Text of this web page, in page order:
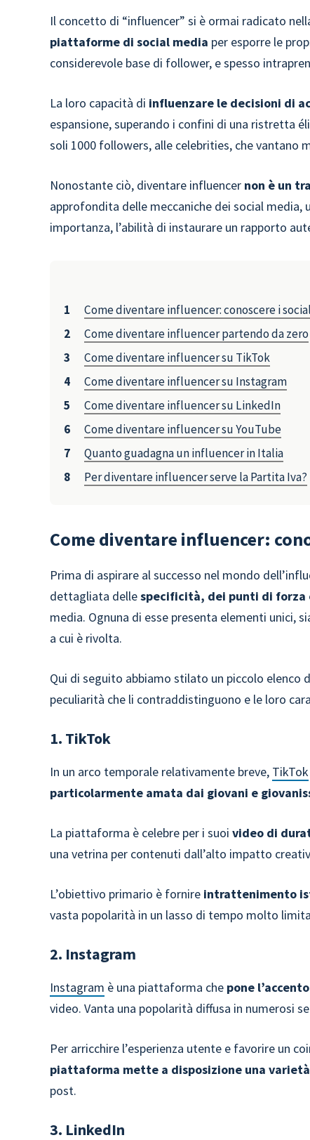
Il concetto di “influencer” si è ormai radicato
piattaforme di social media per esporre le
considerevole base di follower, e spesso
La loro capacità di influenzare le decisioni di
espansione, superando i confini di una ristretta
soli 1000 followers, alle celebrities, che vantano
Nonostante ciò, diventare influencer non è un
approfondita delle meccaniche dei social
importanza, l’abilità di instaurare un rapporto
Come diventare influencer: conoscere i
Come diventare influencer partendo da zero
Come diventare influencer su TikTok
Come diventare influencer su Instagram
Come diventare influencer su LinkedIn
Come diventare influencer su YouTube
Quanto guadagna un influencer in Italia
Per diventare influencer serve la Partita Iva?
Come diventare influencer:
Prima di aspirare al successo nel mondo
dettagliata dellespecificità, dei punti di forza
media. Ognuna di esse presenta elementi unici,
a cui è rivolta.
Qui di seguito abbiamo stilato un piccolo elenco
peculiarità che li contraddistinguono e le loro
1. TikTok
In un arco temporale relativamente breve, TikTok
particolarmente amata dai giovani e
La piattaforma è celebre per i suoi video di
una vetrina per contenuti dall’alto impatto
L’obiettivo primario è fornire intrattenimento
vasta popolarità in un lasso di tempo molto
2. Instagram
Instagram è una piattaforma che pone
video. Vanta una popolarità diffusa in numerosi
Per arricchire l’esperienza utente e favorire un
piattaforma mette a disposizione una
post.
3. LinkedIn